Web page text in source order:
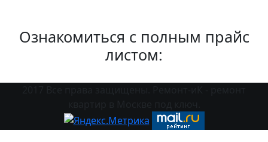
Ознакомиться с полным прайс
листом: